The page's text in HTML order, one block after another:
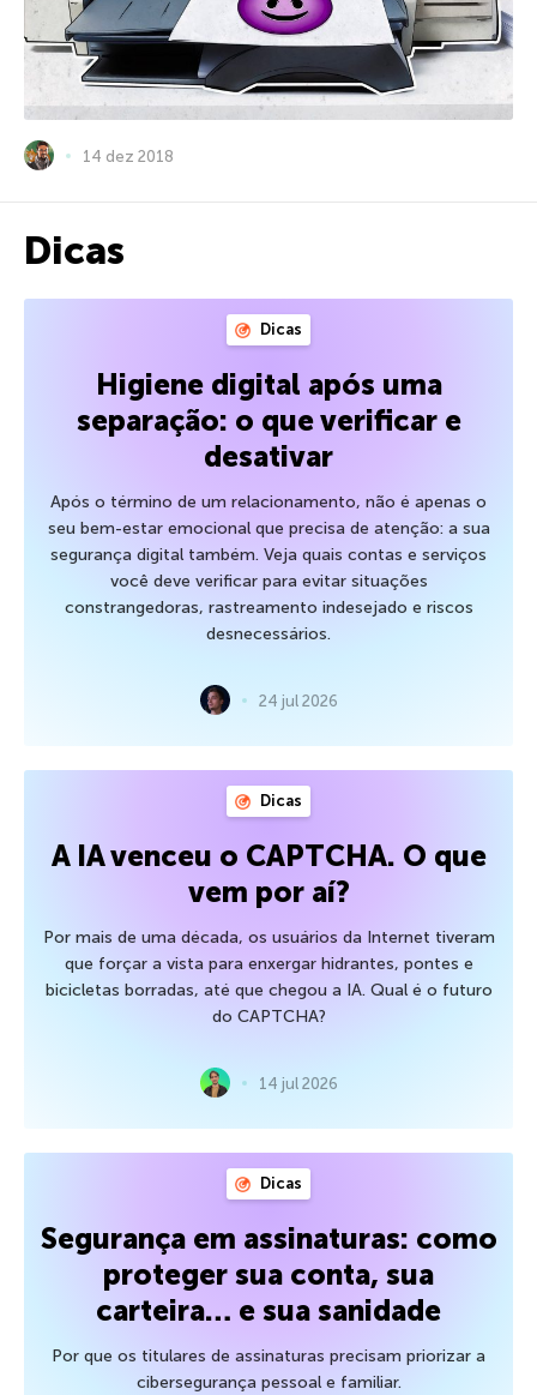
14 dez 2018
Dicas
Dicas
Higiene digital após uma
separação: o que verificar e
desativar
Após o término de um relacionamento, não é apenas o
seu bem-estar emocional que precisa de atenção: a sua
segurança digital também. Veja quais contas e serviços
você deve verificar para evitar situações
constrangedoras, rastreamento indesejado e riscos
desnecessários.
24 jul 2026
Dicas
A IA venceu o CAPTCHA. O que
vem por aí?
Por mais de uma década, os usuários da Internet tiveram
que forçar a vista para enxergar hidrantes, pontes e
bicicletas borradas, até que chegou a IA. Qual é o futuro
do CAPTCHA?
14 jul 2026
Dicas
Segurança em assinaturas: como
proteger sua conta, sua
carteira… e sua sanidade
Por que os titulares de assinaturas precisam priorizar a
cibersegurança pessoal e familiar.